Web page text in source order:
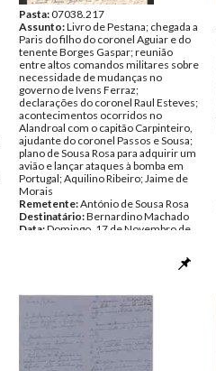
Pasta:07038.217
Assunto:Livro de Pestana; chegada a
Paris do filho do coronel Aguiar e do
tenente Borges Gaspar; reunião
entre altos comandos militares sobre
necessidade de mudanças no
governo de Ivens Ferraz;
declarações do coronel Raul Esteves;
acontecimentos ocorridos no
Alandroal com o capitão Carpinteiro,
ajudante do coronel Passos e Sousa;
plano de Sousa Rosa para adquirir um
avião e lançar ataques à bomba em
Portugal; Aquilino Ribeiro; Jaime de
Morais
Remetente:António de Sousa Rosa
Destinatário:Bernardino Machado
Data:Domingo, 17 de Novembro de
Página(s):6